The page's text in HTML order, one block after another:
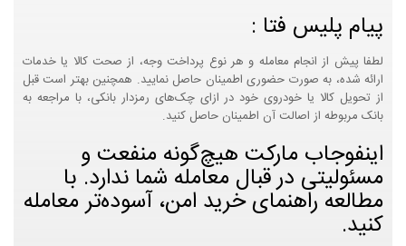
پیام پلیس فتا :
لطفا پیش از انجام معامله و هر نوع پرداخت وجه، از صحت کالا یا خدمات
ارائه شده، به صورت حضوری اطمینان حاصل نمایید. همچنین بهتر است قبل
از تحویل کالا یا خودروی خود در ازای چک‌های رمزدار بانکی، با مراجعه به
بانک مربوطه از اصالت آن اطمینان حاصل کنید.
اینفوجاب مارکت هیچ‌گونه منفعت و
مسئولیتی در قبال معامله شما ندارد. با
مطالعه راهنمای خرید امن، آسوده‌تر معامله
کنید.